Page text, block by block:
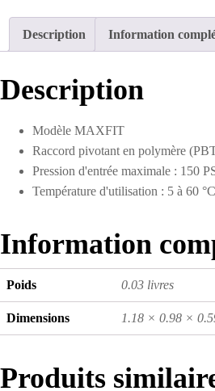
autobloquant
(multiple
Description Information
Description
Modèle MAXFIT
Raccord pivotant en polymère
Pression d'entrée maximale : 150
Température d'utilisation : 5 à 60 °C
Information
Poids 0.03 livres
Dimensions 1.18 × 0.98 ×
Produits